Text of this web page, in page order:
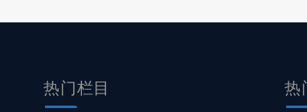
热门栏目 热